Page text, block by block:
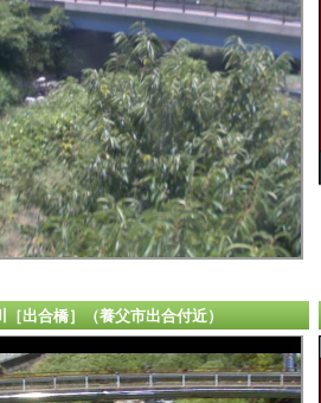
出合橋］（養父市出合付近）